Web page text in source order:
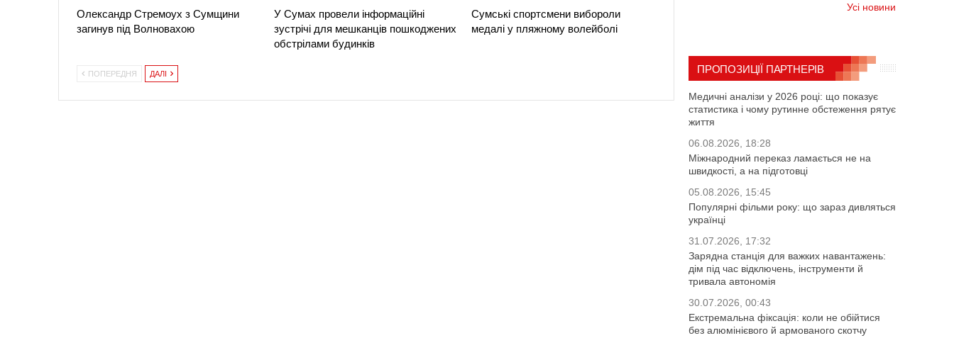
Олександр Стремоух з Сумщини
загинув під Волновахою
У Сумах провели інформаційні
зустрічі для мешканців пошкоджених
обстрілами будинків
Сумські спортсмени вибороли
медалі у пляжному волейболі
ПОПЕРЕДНЯ ДАЛІ
Усі новини
ПРОПОЗИЦІЇ ПАРТНЕРІВ
Медичні аналізи у 2026 році: що показує
статистика і чому рутинне обстеження рятує
життя
06.08.2026, 18:28
Міжнародний переказ ламається не на
швидкості, а на підготовці
05.08.2026, 15:45
Популярні фільми року: що зараз дивляться
українці
31.07.2026, 17:32
Зарядна станція для важких навантажень:
дім під час відключень, інструменти й
тривала автономія
30.07.2026, 00:43
Екстремальна фіксація: коли не обійтися
без алюмінієвого й армованого скотчу